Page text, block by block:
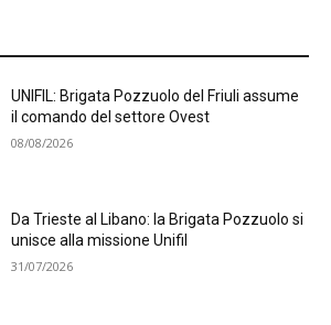
UNIFIL: Brigata Pozzuolo del Friuli assume
il comando del settore Ovest
08/08/2026
Da Trieste al Libano: la Brigata Pozzuolo si
unisce alla missione Unifil
31/07/2026